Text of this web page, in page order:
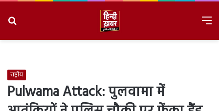
राष्ट्रीय
Pulwama Attack: पुलवामा में